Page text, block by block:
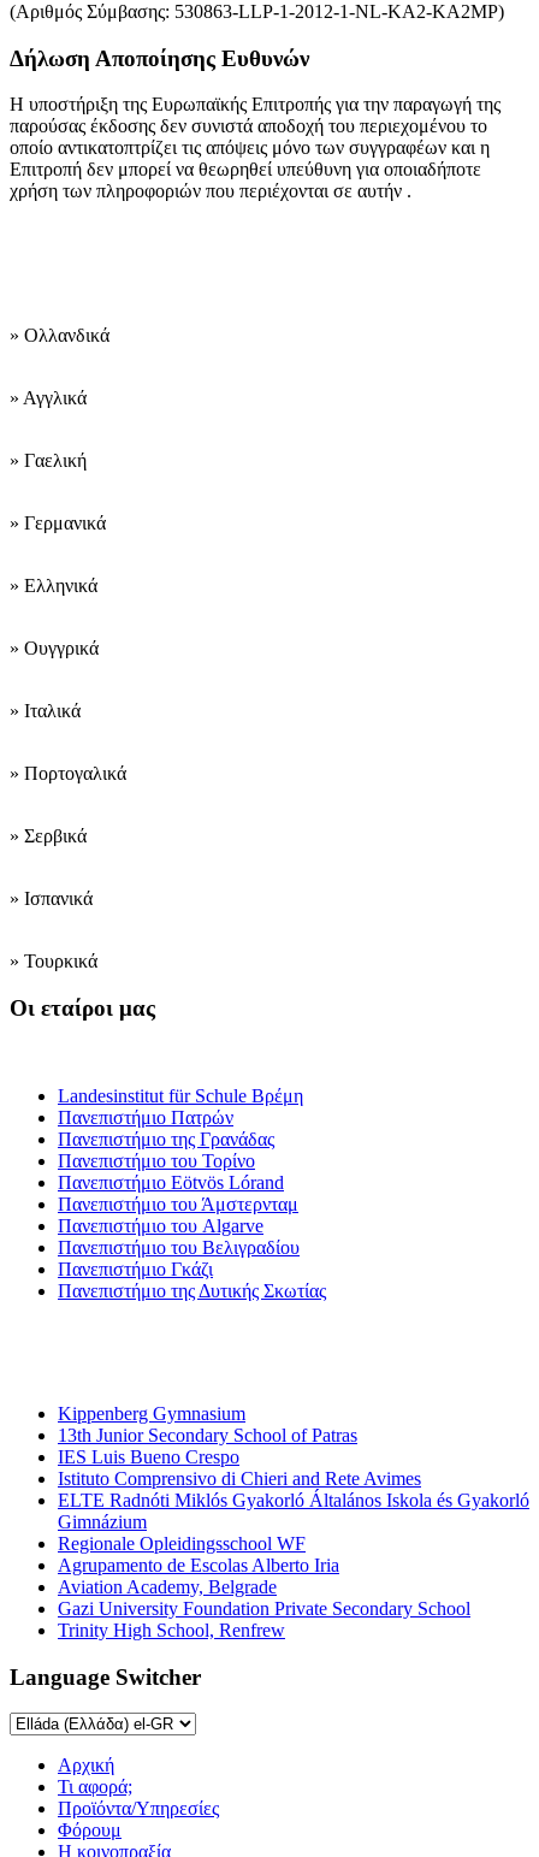
(Αριθμός Σύμβασης: 530863-LLP-1-2012-1-NL-KA2-KA2MP)
Δήλωση Αποποίησης Ευθυνών
Η υποστήριξη της Ευρωπαϊκής Επιτροπής για την παραγωγή της
παρούσας έκδοσης δεν συνιστά αποδοχή του περιεχομένου το
οποίο αντικατοπτρίζει τις απόψεις μόνο των συγγραφέων και η
Επιτροπή δεν μπορεί να θεωρηθεί υπεύθυνη για οποιαδήποτε
χρήση των πληροφοριών που περιέχονται σε αυτήν .
» Ολλανδικά
» Αγγλικά
» Γαελική
» Γερμανικά
» Ελληνικά
» Ουγγρικά
» Ιταλικά
» Πορτογαλικά
» Σερβικά
» Ισπανικά
» Τουρκικά
Οι εταίροι μας
Landesinstitut für Schule Βρέμη
Πανεπιστήμιο Πατρών
Πανεπιστήμιο της Γρανάδας
Πανεπιστήμιο του Τορίνο
Πανεπιστήμιο Eötvös Lórand
Πανεπιστήμιο του Άμστερνταμ
Πανεπιστήμιο του Algarve
Πανεπιστήμιο του Βελιγραδίου
Πανεπιστήμιο Γκάζι
Πανεπιστήμιο της Δυτικής Σκωτίας
Kippenberg Gymnasium
13th Junior Secondary School of Patras
IES Luis Bueno Crespo
Istituto Comprensivo di Chieri and Rete Avimes
ELTE Radnóti Miklós Gyakorló Általános Iskola és Gyakorló
Gimnázium
Regionale Opleidingsschool WF
Agrupamento de Escolas Alberto Iria
Aviation Academy, Belgrade
Gazi University Foundation Private Secondary School
Trinity High School, Renfrew
Language Switcher
Αρχική
Τι αφορά;
Προϊόντα/Υπηρεσίες
Φόρουμ
Η κοινοπραξία